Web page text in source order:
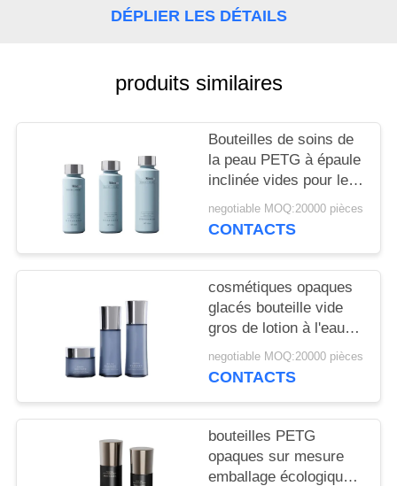
DEMANDEZ
DEVIS
PLAN
POLICY
DÉPLIER LES DÉTAILS
produits similaires
Bouteilles de soins de
la peau PETG à épaule
inclinée vides pour les
marques haut de
gamme avec
20 000 MOQ
negotiable MOQ:20000 pièces
CONTACTS
cosmétiques opaques
glacés bouteille vide
gros de lotion à l'eau
crème de taille dédiée
bouteille 20 dents
negotiable MOQ:20000 pièces
CONTACTS
bouteilles PETG
opaques sur mesure
emballage écologique